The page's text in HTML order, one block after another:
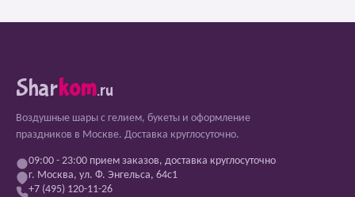
Sharkom.ru
Воздушные шары с гелием, букеты и оформление
праздников в Москве. Доставка круглосуточно.
09:00 - 23:00 прием заказов, доставка круглосуточно
г. Москва, ул. Ф. Энгельса, 64с1
+7 (495) 120-11-26